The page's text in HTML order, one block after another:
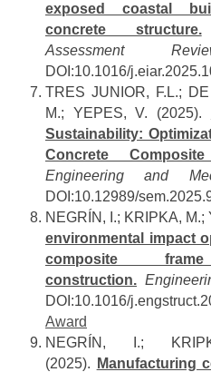
exposed coastal
concrete structure.
Assessment
DOI:10.1016/
TRES JUNIOR, F.L.;
M.; YEPES, V. (2025).
Sustainability:
Concrete
Engineering and
DOI:10.12989/
NEGRÍN, I.; KRIPKA, M.;
environmental impact
composite
construction.
DOI:10.1016/
Award
NEGRÍN, I.;
(2025).
Manufacturing